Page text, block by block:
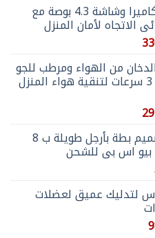
جرس باب لاسلكي بكاميرا وشاشة 4.3 بوصة مع
الاتجاه لأمان المنزل
السعر
هو:
3305 EGP.
من الهواء ومرطب للجو
بشاشة ليد تاتش ب 3 سرعات لتنقية هواء المنزل
السعر
هو:
2925 EGP.
وناسة سيليكون بتصميم بطة بأرجل طويلة ب 8
بيو اس بي للشحن
السعر
هو:
590 EGP.
مساج ب 8 رؤوس لتدليك عميق لعضلات
السعر